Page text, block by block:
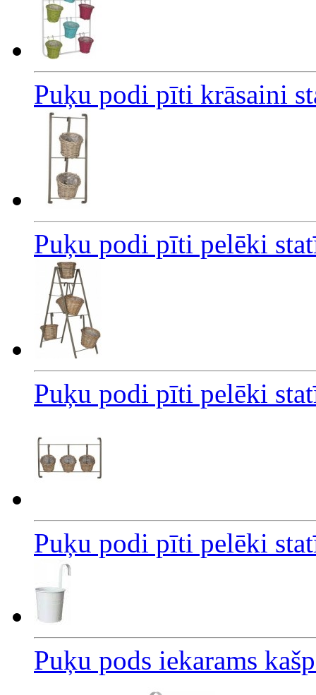
Puķu podi pīti krāsaini
Puķu podi pīti pelēki
Puķu podi pīti pelēki
Puķu podi pīti pelēki
Puķu pods iekarams